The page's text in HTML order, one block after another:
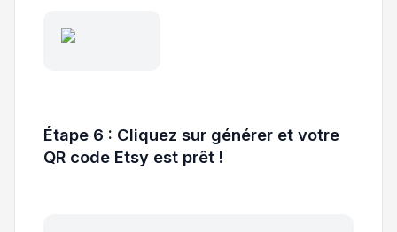
Étape 6 : Cliquez sur générer et votre
QR code Etsy est prêt !